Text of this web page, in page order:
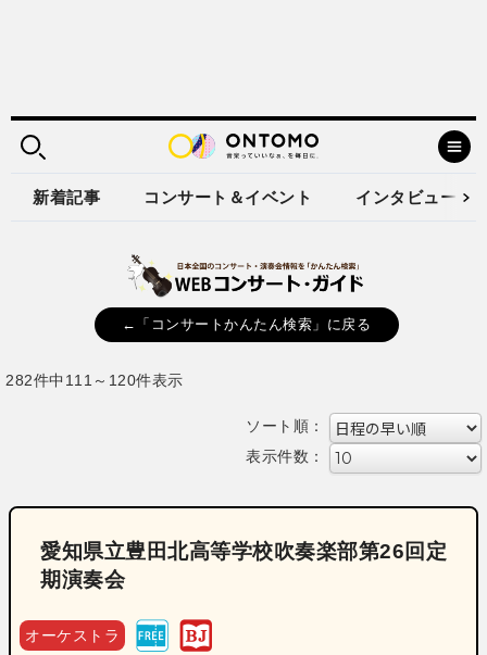
新着記事 コンサート＆イベント インタビュー
←「コンサートかんたん検索」に戻る
282件中111～120件表示
ソート順：
表示件数：
愛知県立豊田北高等学校吹奏楽部第26回定
期演奏会
オーケストラ